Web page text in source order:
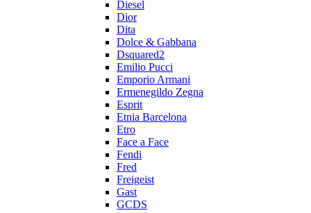
Diesel
Dior
Dita
Dolce & Gabbana
Dsquared2
Emilio Pucci
Emporio Armani
Ermenegildo Zegna
Esprit
Etnia Barcelona
Etro
Face a Face
Fendi
Fred
Freigeist
Gast
GCDS